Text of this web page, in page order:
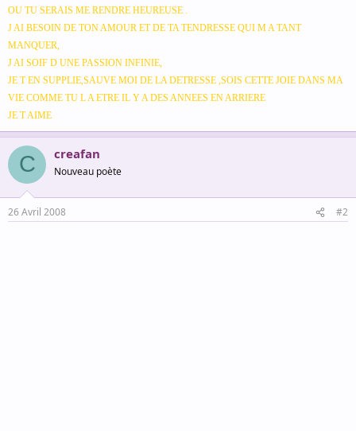
OU TU SERAIS ME RENDRE HEUREUSE .
J AI BESOIN DE TON AMOUR ET DE TA TENDRESSE QUI M A TANT
MANQUER,
J AI SOIF D UNE PASSION INFINIE,
JE T EN SUPPLIE,SAUVE MOI DE LA DETRESSE ,SOIS CETTE JOIE DANS MA
VIE COMME TU L A ETRE IL Y A DES ANNEES EN ARRIERE
JE T AIME
C creafan
Nouveau poète
26 Avril 2008 #2